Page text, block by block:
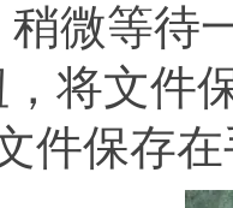
等待一
，将文件
件保存